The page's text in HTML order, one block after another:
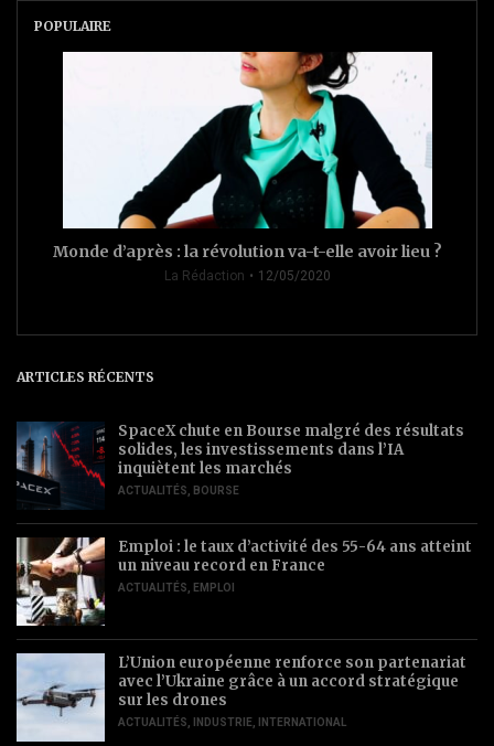
POPULAIRE
Monde d’après : la révolution va-t-elle avoir lieu ?
La Rédaction 12/05/2020
ARTICLES RÉCENTS
SpaceX chute en Bourse malgré des résultats
solides, les investissements dans l’IA
inquiètent les marchés
ACTUALITÉS BOURSE
Emploi : le taux d’activité des 55-64 ans atteint
un niveau record en France
ACTUALITÉS EMPLOI
L’Union européenne renforce son partenariat
avec l’Ukraine grâce à un accord stratégique
sur les drones
ACTUALITÉS INDUSTRIE INTERNATIONAL